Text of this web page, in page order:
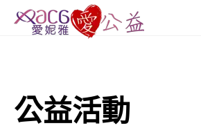
公益活動